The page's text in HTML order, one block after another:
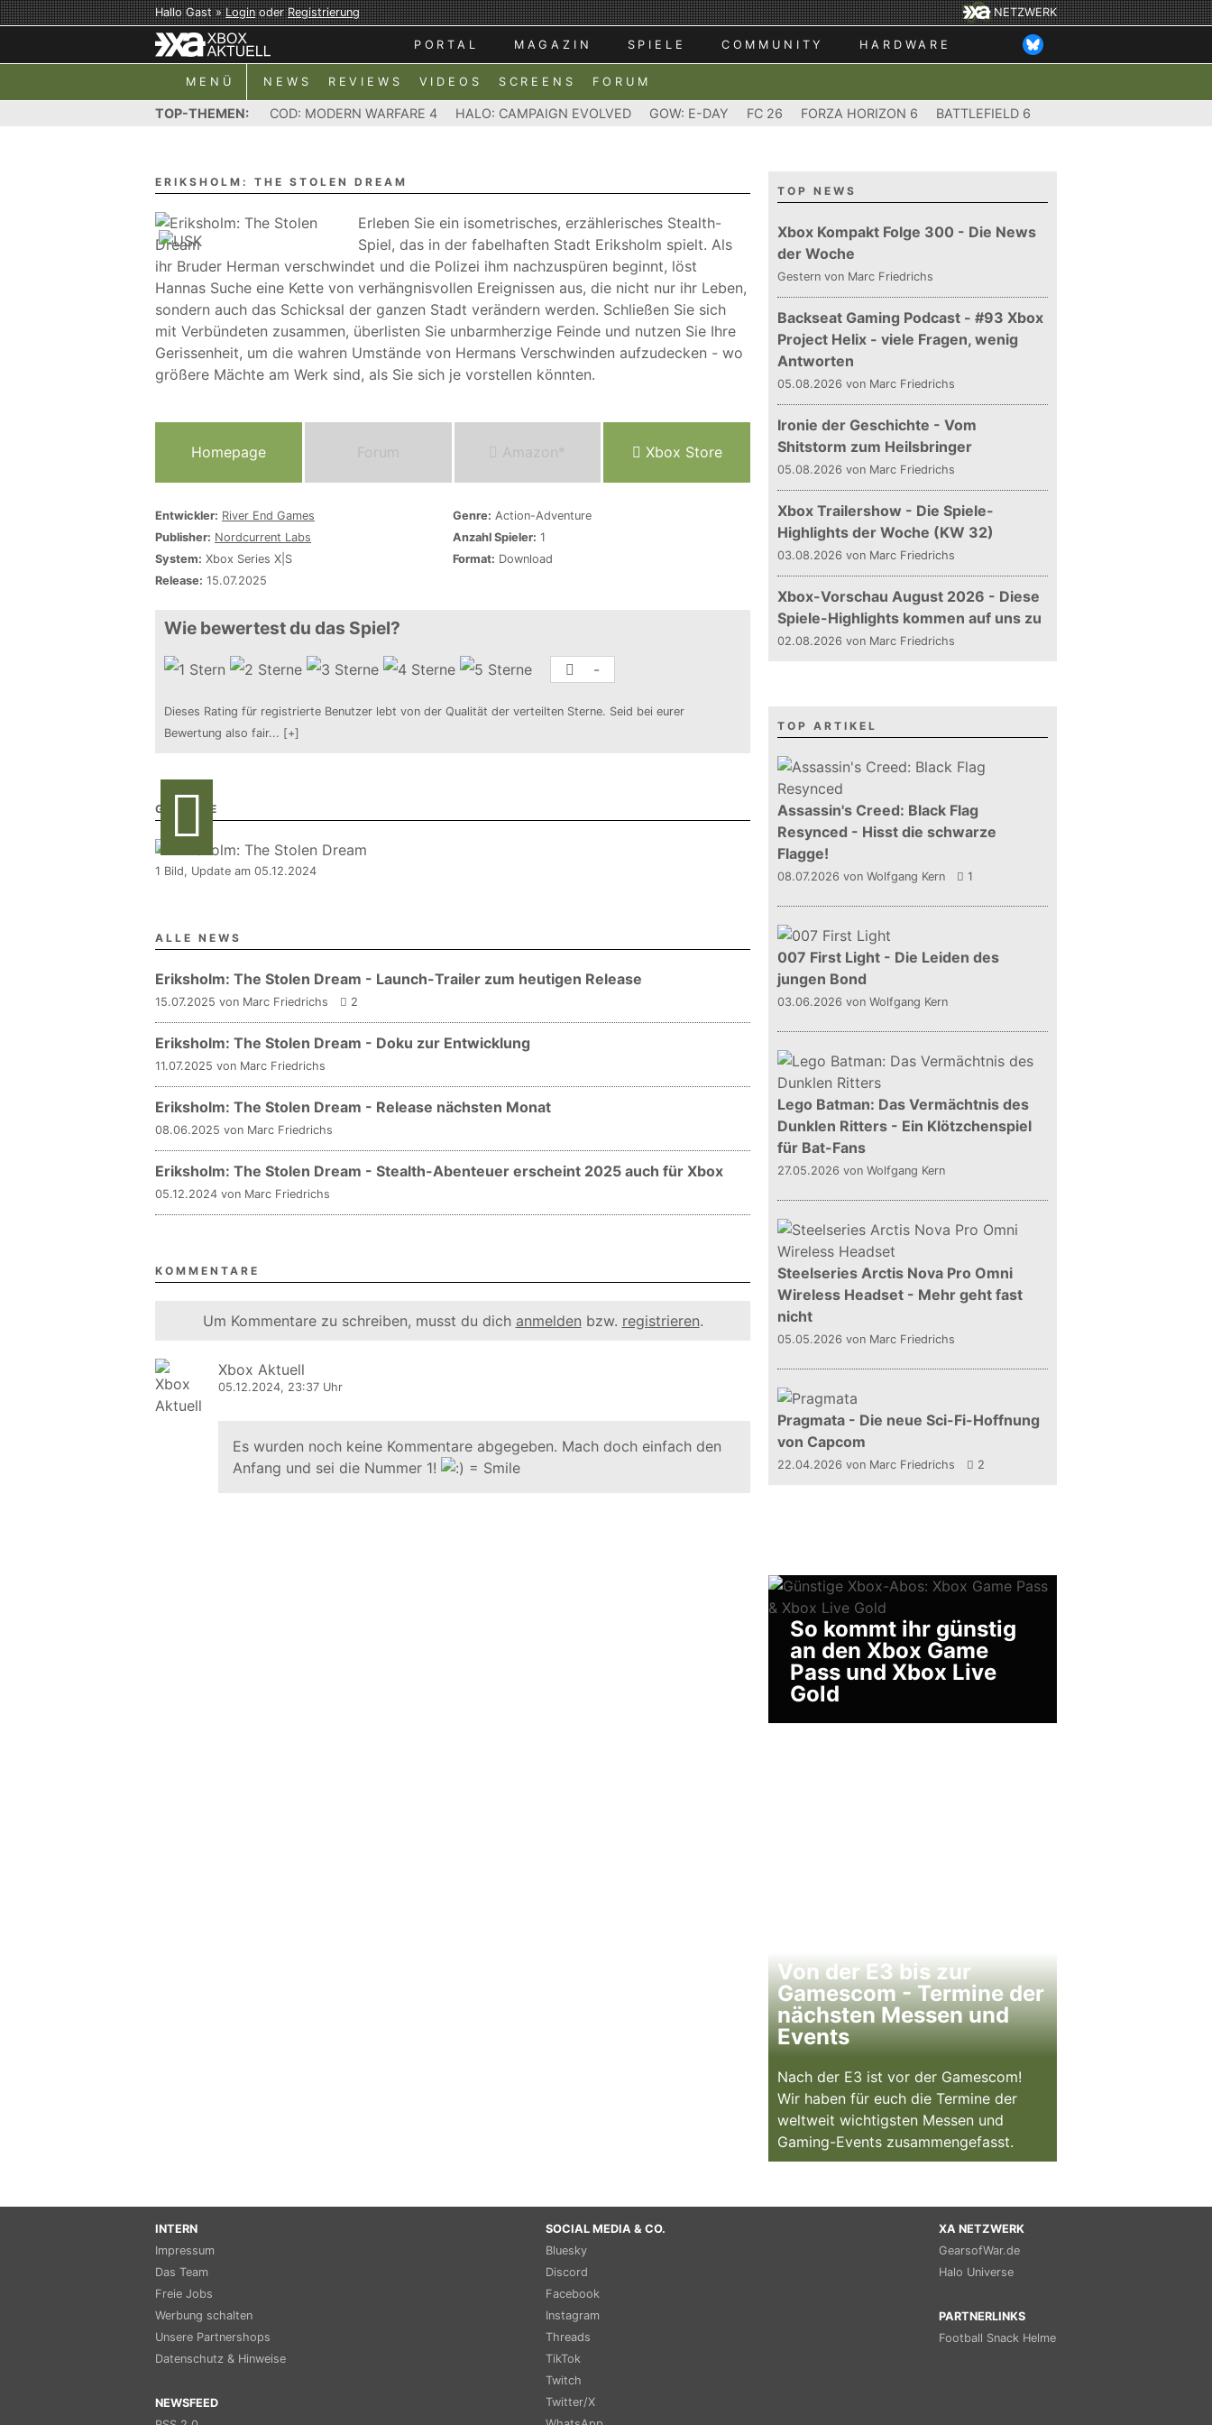
Hallo Gast »LoginoderRegistrierung NETZWERK
PORTAL MAGAZIN SPIELE COMMUNITY HARDWARE
MENÜ NEWS REVIEWS VIDEOS SCREENS FORUM
TOP-THEMEN: COD: MODERN WARFARE 4 HALO: CAMPAIGN EVOLVED GOW: E-DAY FC 26 FORZA HORIZON 6 BATTLEFIELD 6
ERIKSHOLM: THE STOLEN DREAM
Erleben Sie ein isometrisches, erzählerisches Stealth-
Spiel, das in der fabelhaften Stadt Eriksholm spielt. Als
ihr Bruder Herman verschwindet und die Polizei ihm nachzuspüren beginnt, löst
Hannas Suche eine Kette von verhängnisvollen Ereignissen aus, die nicht nur ihr Leben,
sondern auch das Schicksal der ganzen Stadt verändern werden. Schließen Sie sich
mit Verbündeten zusammen, überlisten Sie unbarmherzige Feinde und nutzen Sie Ihre
Gerissenheit, um die wahren Umstände von Hermans Verschwinden aufzudecken - wo
größere Mächte am Werk sind, als Sie sich je vorstellen könnten.
Homepage Forum Amazon* Xbox Store
Entwickler: River End Games
Publisher: Nordcurrent Labs
System: Xbox Series X|S
Genre: Action-Adventure
Anzahl Spieler: 1
Format: Download
Release: 15.07.2025
Wie bewertest du das Spiel?
-
Dieses Rating für registrierte Benutzer lebt von der Qualität der verteilten Sterne. Seid bei eurer
Bewertung also fair... [+]
GALERIE
1 Bild, Update am 05.12.2024
ALLE NEWS
Eriksholm: The Stolen Dream - Launch-Trailer zum heutigen Release
15.07.2025 von Marc Friedrichs 2
Eriksholm: The Stolen Dream - Doku zur Entwicklung
11.07.2025 von Marc Friedrichs
Eriksholm: The Stolen Dream - Release nächsten Monat
08.06.2025 von Marc Friedrichs
Eriksholm: The Stolen Dream - Stealth-Abenteuer erscheint 2025 auch für Xbox
05.12.2024 von Marc Friedrichs
KOMMENTARE
Um Kommentare zu schreiben, musst du dich anmelden bzw. registrieren.
Xbox Aktuell
05.12.2024, 23:37 Uhr
Es wurden noch keine Kommentare abgegeben. Mach doch einfach den
Anfang und sei die Nummer 1!
TOP NEWS
Xbox Kompakt Folge 300 - Die News
der Woche
Gestern von Marc Friedrichs
Backseat Gaming Podcast - #93 Xbox
Project Helix - viele Fragen, wenig
Antworten
05.08.2026 von Marc Friedrichs
Ironie der Geschichte - Vom
Shitstorm zum Heilsbringer
05.08.2026 von Marc Friedrichs
Xbox Trailershow - Die Spiele-
Highlights der Woche (KW 32)
03.08.2026 von Marc Friedrichs
Xbox-Vorschau August 2026 - Diese
Spiele-Highlights kommen auf uns zu
02.08.2026 von Marc Friedrichs
TOP ARTIKEL
Assassin's Creed: Black Flag
Resynced - Hisst die schwarze
Flagge!
08.07.2026 von Wolfgang Kern 1
007 First Light - Die Leiden des
jungen Bond
03.06.2026 von Wolfgang Kern
Lego Batman: Das Vermächtnis des
Dunklen Ritters - Ein Klötzchenspiel
für Bat-Fans
27.05.2026 von Wolfgang Kern
Steelseries Arctis Nova Pro Omni
Wireless Headset - Mehr geht fast
nicht
05.05.2026 von Marc Friedrichs
Pragmata - Die neue Sci-Fi-Hoffnung
von Capcom
22.04.2026 von Marc Friedrichs 2
So kommt ihr günstig
an den Xbox Game
Pass und Xbox Live
Gold
Von der E3 bis zur
Gamescom - Termine der
nächsten Messen und
Events
Nach der E3 ist vor der Gamescom!
Wir haben für euch die Termine der
weltweit wichtigsten Messen und
Gaming-Events zusammengefasst.
INTERN
Impressum
Das Team
Freie Jobs
Werbung schalten
Unsere Partnershops
Datenschutz & Hinweise
NEWSFEED
SOCIAL MEDIA & CO.
Bluesky
Discord
Facebook
Instagram
Threads
TikTok
Twitch
Twitter/X
XA NETZWERK
GearsofWar.de
Halo Universe
PARTNERLINKS
Football Snack Helme